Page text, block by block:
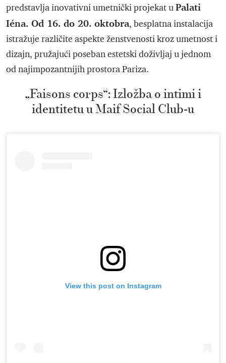
predstavlja inovativni umetnički projekat uPalati
Iéna. Od 16. do 20. oktobra, besplatna instalacija
istražuje različite aspekte ženstvenosti kroz umetnost i
dizajn, pružajući poseban estetski doživljaj u jednom
od najimpozantnijih prostora Pariza.
„Faisons corps“: Izložba o intimi i
identitetu u Maif Social Club-u
View this post on Instagram